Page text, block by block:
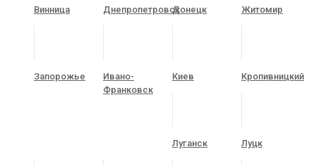
Винница ДнепропетровскДонецк Житомир
Запорожье
Ивано-
Франковск
Киев Кропивницкий
Луганск Луцк